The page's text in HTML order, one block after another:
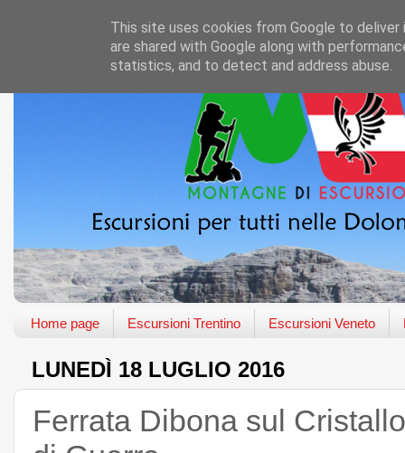
Home page Escursioni Trentino Escursioni Veneto
LUNEDÌ 18 LUGLIO 2016
Ferrata Dibona sul
This site uses cookies from Google to
are shared with Google along with
statistics, and to detect and address abuse.